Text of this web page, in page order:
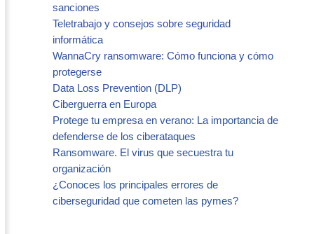
sanciones
Teletrabajo y consejos sobre seguridad
informática
WannaCry ransomware: Cómo funciona y cómo
protegerse
Data Loss Prevention (DLP)
Ciberguerra en Europa
Protege tu empresa en verano: La importancia de
defenderse de los ciberataques
Ransomware. El virus que secuestra tu
organización
¿Conoces los principales errores de
ciberseguridad que cometen las pymes?